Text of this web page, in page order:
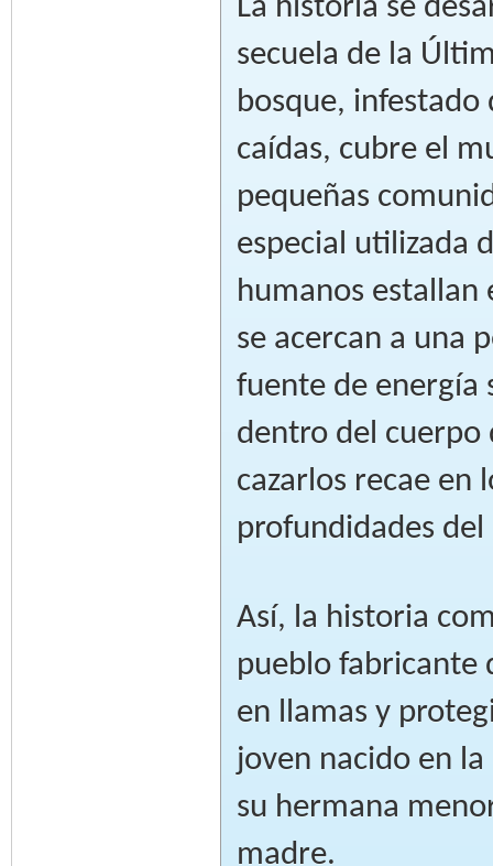
La historia se
secuela de la
bosque, infestado
caídas, cubre el
pequeñas
especial utilizada
humanos estallan
se acercan a una
fuente de energía
dentro del cuerpo
cazarlos recae en
profundidades
Así, la historia
pueblo fabricante
en llamas y
joven nacido en
su hermana
madre.